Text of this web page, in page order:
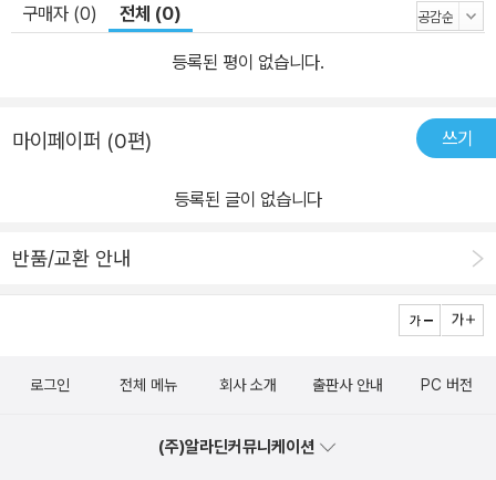
구매자 (0) 전체 (0)
등록된 평이 없습니다.
마이페이퍼 (0편) 쓰기
등록된 글이 없습니다
반품/교환 안내
로그인 전체 메뉴 회사 소개 출판사 안내 PC 버전
(주)알라딘커뮤니케이션